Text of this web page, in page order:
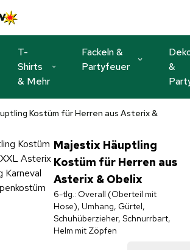
T-
Shirts
& Mehr
Fackeln &
Partyfeuer
&
Kostüm für Herren aus Asterix &
Majestix Häuptling
Kostüm für Herren aus
Asterix & Obelix
6-tlg.: Overall (Oberteil mit
Hose), Umhang, Gürtel,
Schuhüberzieher, Schnurrbart,
Helm mit Zöpfen